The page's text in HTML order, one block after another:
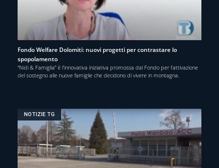
Fondo Welfare Dolomiti: nuovi progetti per contrastare lo
spopolamento
“Nidi & Famiglia” è l’innovativa iniziativa promossa dal Fondo per l’attivazione
del sostegno alle nuove famiglie che decidono di vivere in montagna.
NOTIZIE TG